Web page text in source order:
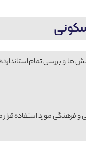
و بررسی تمام
فرهنگی مورد استفاده قرار